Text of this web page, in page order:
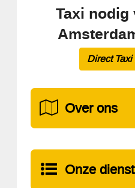
Taxi nodig
Direct
Over ons
Onze